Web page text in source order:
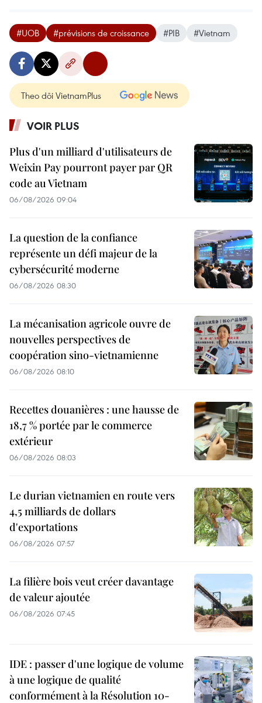
#UOB #prévisions de croissance #PIB #Vietnam
Theo dõi VietnamPlus
VOIR PLUS
Plus d'un milliard d'utilisateurs de
Weixin Pay pourront payer par QR
code au Vietnam
06/08/2026 09:04
La question de la confiance
représente un défi majeur de la
cybersécurité moderne
06/08/2026 08:30
La mécanisation agricole ouvre de
nouvelles perspectives de
coopération sino-vietnamienne
06/08/2026 08:10
Recettes douanières : une hausse de
18,7 % portée par le commerce
extérieur
06/08/2026 08:03
Le durian vietnamien en route vers
4,5 milliards de dollars
d'exportations
06/08/2026 07:57
La filière bois veut créer davantage
de valeur ajoutée
06/08/2026 07:45
IDE : passer d'une logique de volume
à une logique de qualité
conformément à la Résolution 10-